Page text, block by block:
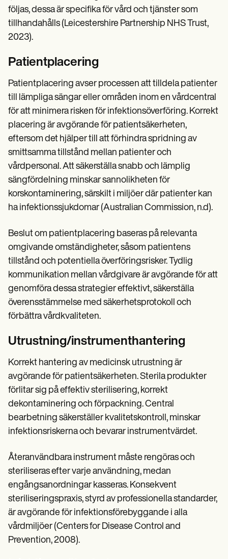
följas, dessa är specifika för vård och tjänster som
tillhandahålls (Leicestershire Partnership NHS Trust,
2023).
Patientplacering
Patientplacering avser processen att tilldela patienter
till lämpliga sängar eller områden inom en vårdcentral
för att minimera risken för infektionsöverföring. Korrekt
placering är avgörande för patientsäkerheten,
eftersom det hjälper till att förhindra spridning av
smittsamma tillstånd mellan patienter och
vårdpersonal. Att säkerställa snabb och lämplig
sängfördelning minskar sannolikheten för
korskontaminering, särskilt i miljöer där patienter kan
ha infektionssjukdomar (Australian Commission, n.d).
Beslut om patientplacering baseras på relevanta
omgivande omständigheter, såsom patientens
tillstånd och potentiella överföringsrisker. Tydlig
kommunikation mellan vårdgivare är avgörande för att
genomföra dessa strategier effektivt, säkerställa
överensstämmelse med säkerhetsprotokoll och
förbättra vårdkvaliteten.
Utrustning/instrumenthantering
Korrekt hantering av medicinsk utrustning är
avgörande för patientsäkerheten. Sterila produkter
förlitar sig på effektiv sterilisering, korrekt
dekontaminering och förpackning. Central
bearbetning säkerställer kvalitetskontroll, minskar
infektionsriskerna och bevarar instrumentvärdet.
Återanvändbara instrument måste rengöras och
steriliseras efter varje användning, medan
engångsanordningar kasseras. Konsekvent
steriliseringspraxis, styrd av professionella standarder,
är avgörande för infektionsförebyggande i alla
vårdmiljöer (Centers for Disease Control and
Prevention, 2008).